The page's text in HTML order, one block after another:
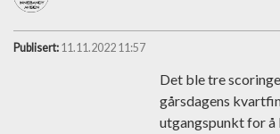
Publisert: 11.11.2022 11:57
Det ble tre
gårsdagens
utgangspunkt for å